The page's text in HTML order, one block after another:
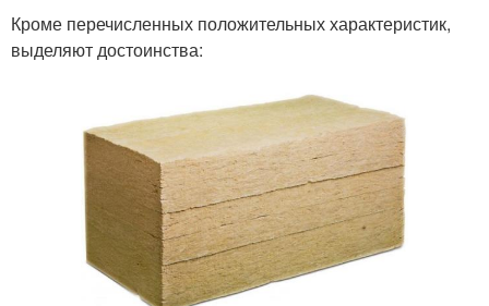
Кроме перечисленных положительных характеристик,
выделяют достоинства: